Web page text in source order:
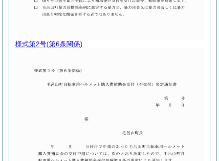
様式第2号(第6条関係)